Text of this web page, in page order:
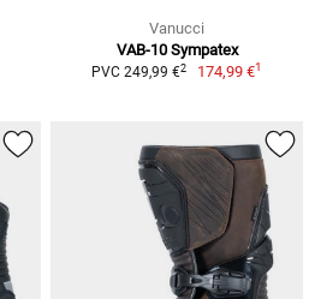
Vanucci
VAB-10 Sympatex
PVC 249,99 €2 174,99 €1